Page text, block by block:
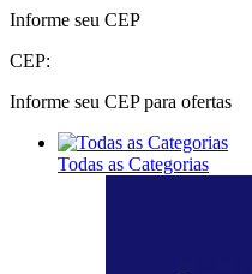
Informe seu CEP
CEP:
Informe seu CEP para ofertas
Todas as Categorias